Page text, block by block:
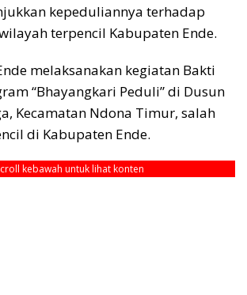
kepeduliannya terhadap
terpencil Kabupaten Ende.
melaksanakan kegiatan Bakti
“Bhayangkari Peduli” di Dusun
Kecamatan Ndona Timur, salah
di Kabupaten Ende.
kebawah untuk lihat konten